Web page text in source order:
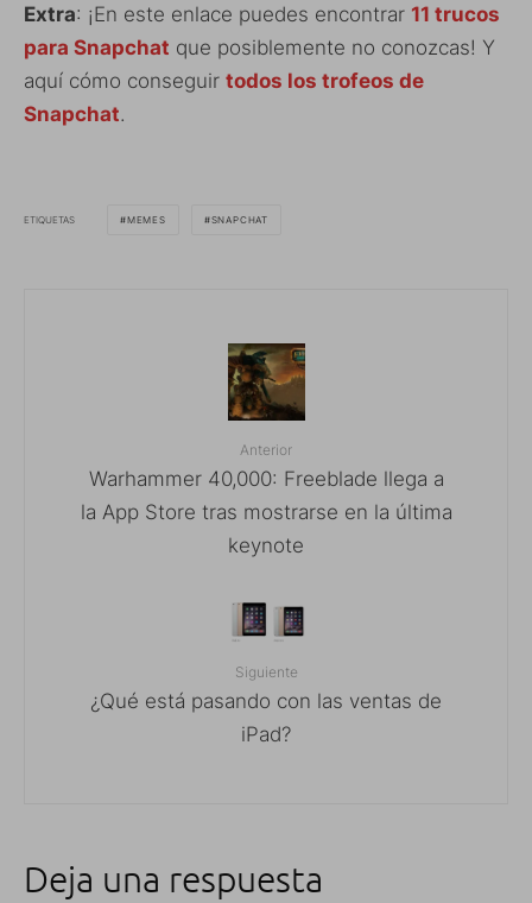
Extra: ¡En este enlace puedes encontrar 11 trucos
para Snapchat que posiblemente no conozcas! Y
aquí cómo conseguir todos los trofeos de
Snapchat.
ETIQUETAS MEMES SNAPCHAT
Anterior
Warhammer 40,000: Freeblade llega a
la App Store tras mostrarse en la última
keynote
Siguiente
¿Qué está pasando con las ventas de
iPad?
Deja una respuesta